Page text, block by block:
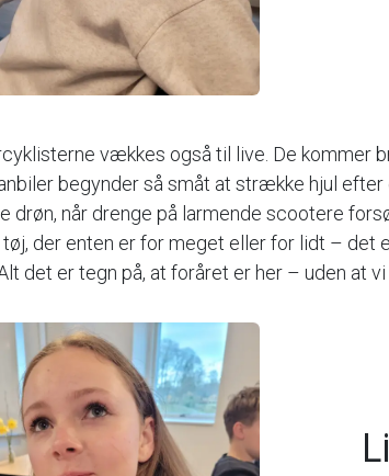
vækkes også til live. De kommer
begynder så småt at strække hjul efter
drøn, når drenge på larmende scootere
der enten er for meget eller for lidt – det
det er tegn på, at foråret er her – uden at